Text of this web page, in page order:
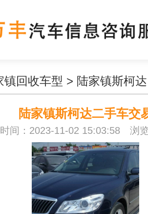
镇回收车型 > 陆家镇斯柯达
陆家镇斯柯达二手车交
间：2023-11-02 15:03:58 浏